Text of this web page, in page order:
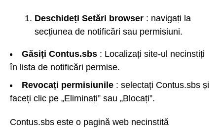
Deschideți Setări browser : navigați la
secțiunea de notificări sau permisiuni.
Găsiți Contus.sbs : Localizați site-ul necinstiți
în lista de notificări permise.
Revocați permisiunile : selectați Contus.sbs și
faceți clic pe „Eliminați” sau „Blocați”.
Contus.sbs este o pagină web necinstită